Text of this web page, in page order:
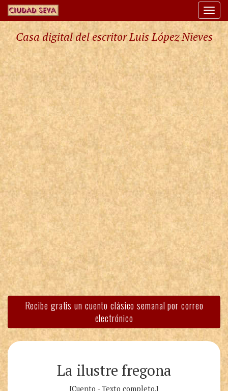
Casa digital del escritor Luis López Nieves
Recibe gratis un cuento clásico semanal por correo
electrónico
La ilustre fregona
[Cuento - Texto completo.]